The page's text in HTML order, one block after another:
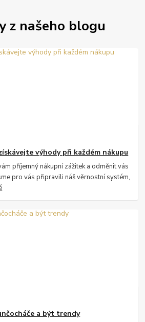
z našeho blogu
výhody při každém nákupu
příjemný nákupní zážitek a odměnit vás
pro vás připravili náš věrnostní systém,
a být trendy